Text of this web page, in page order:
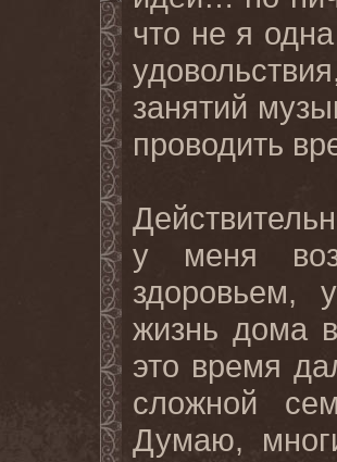
что не я
занятий
проводить
у меня
здоровьем,
жизнь дома
это время
сложной
Думаю,